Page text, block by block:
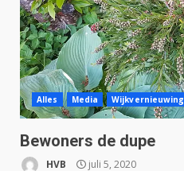
Alles Media Wijkvernieuwing
Bewoners de dupe
HVB juli 5, 2020